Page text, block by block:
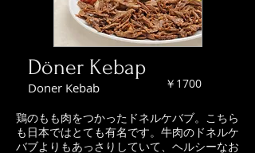
Döner Kebap
Doner Kebab ￥1700
鶏のもも肉をつかったドネルケバブ。こちら
も日本ではとても有名です。牛肉のドネルケ
バブよりもあっさりしていて、ヘルシーなお